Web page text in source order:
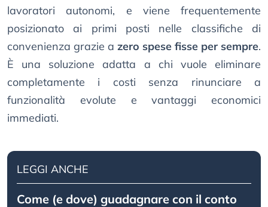
lavoratori autonomi, e viene frequentemente
posizionato ai primi posti nelle classifiche di
convenienza grazie a zero spese fisse per sempre.
È una soluzione adatta a chi vuole eliminare
completamente i costi senza rinunciare a
funzionalità evolute e vantaggi economici
immediati.
LEGGI ANCHE
Come (e dove) guadagnare con il conto